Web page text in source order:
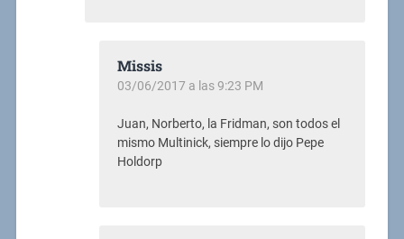
Missis
03/06/2017 a las 9:23 PM
Juan, Norberto, la Fridman, son todos el
mismo Multinick, siempre lo dijo Pepe
Holdorp